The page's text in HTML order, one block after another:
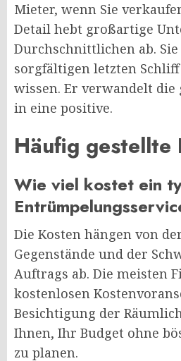
Mieter, wenn Sie
Detail hebt großartige
Durchschnittlichen ab.
sorgfältigen letzten
wissen. Er verwandelt die
in eine positive.
Häufig gestellte
Wie viel kostet ein
Die Kosten hängen von
Gegenstände und der
Auftrags ab. Die meisten
kostenlosen
Besichtigung der
Ihnen, Ihr Budget ohne
zu planen.